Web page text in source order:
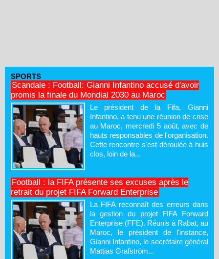
SPORTS
Scandale : Football: Gianni Infantino accusé d'avoir
promis la finale du Mondial 2030 au Maroc
Le président de la Fifa, Gianni
Infantino, a tenu une réunion de crise
au Maroc, mercredi 5 août, avec de
hauts responsables de l'organisation.
Cette rencontre s'est déroulée à huis
clos, loin de la...
Football : la FIFA présente ses excuses après le
retrait du projet FIFA Forward Enterprise
La FIFA reconnaît des erreurs dans
la gestion du projet FIFA Forward
Enterprise (FFE). Réunis à Rabat, au
Maroc, le président de l'instance,
Gianni Infantino, le secrétaire général
Mattias Grafström...